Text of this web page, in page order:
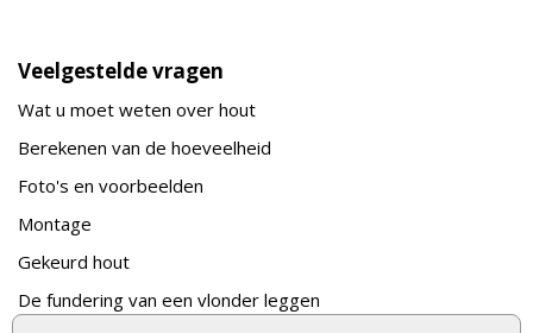
Veelgestelde vragen
Wat u moet weten over hout
Berekenen van de hoeveelheid
Foto's en voorbeelden
Montage
Gekeurd hout
De fundering van een vlonder leggen